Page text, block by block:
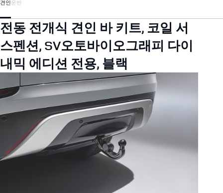
견인운반
전동 전개식 견인 바 키트, 코일 서
스펜션, SV오토바이오그래피 다이
내믹 에디션 전용, 블랙